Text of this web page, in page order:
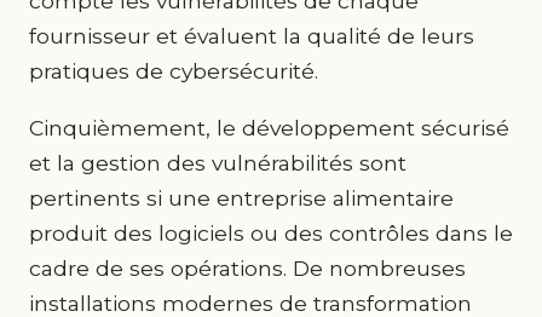
fournisseur et évaluent la qualité de leurs
pratiques de cybersécurité.
Cinquièmement, le développement sécurisé
et la gestion des vulnérabilités sont
pertinents si une entreprise alimentaire
produit des logiciels ou des contrôles dans le
cadre de ses opérations. De nombreuses
installations modernes de transformation